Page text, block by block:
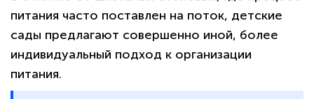
питания часто поставлен на поток, детские
сады предлагают совершенно иной, более
индивидуальный подход к организации
питания.